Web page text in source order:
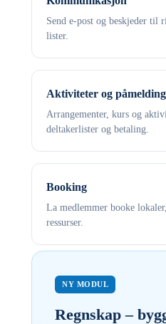
Send e-post og beskjeder til
lister.
Aktiviteter og påmelding
Arrangementer, kurs og
deltakerlister og betaling.
Booking
La medlemmer booke
ressurser.
NY MODUL
Regnskap –